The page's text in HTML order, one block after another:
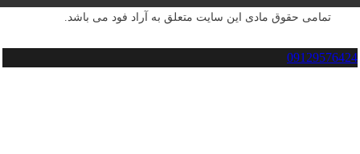
تمامی حقوق مادی این سایت متعلق به آراد فود می باشد.
09129576424